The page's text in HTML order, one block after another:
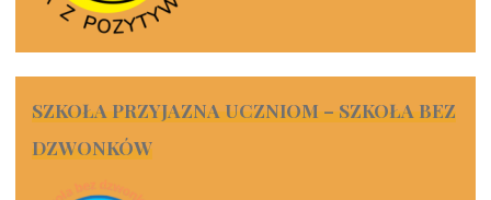
SZKOŁA PRZYJAZNA UCZNIOM – SZKOŁA BEZ
DZWONKÓW